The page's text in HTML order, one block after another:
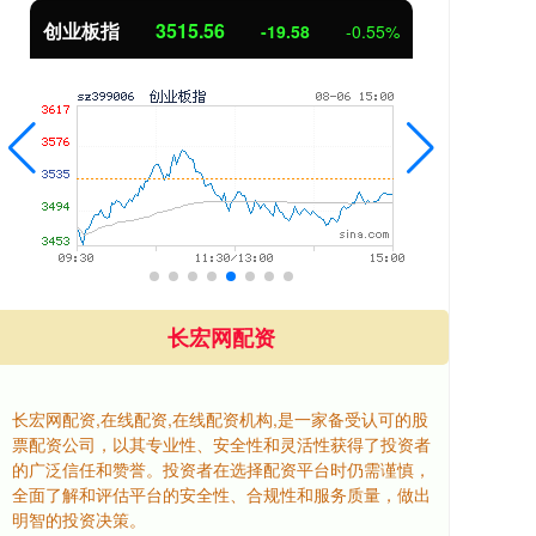
创业板指 3515.56 -19.58 -0.55%
长宏网配资
长宏网配资,在线配资,在线配资机构,是一家备受认可的股
票配资公司，以其专业性、安全性和灵活性获得了投资者
的广泛信任和赞誉。投资者在选择配资平台时仍需谨慎，
全面了解和评估平台的安全性、合规性和服务质量，做出
明智的投资决策。